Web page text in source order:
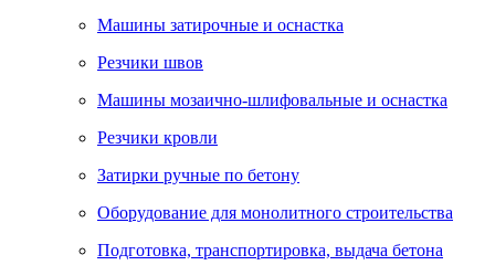
Машины затирочные и оснастка
Резчики швов
Машины мозаично-шлифовальные и оснастка
Резчики кровли
Затирки ручные по бетону
Оборудование для монолитного строительства
Подготовка, транспортировка, выдача бетона